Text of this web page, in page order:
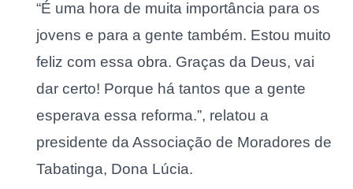
“É uma hora de muita importância para os
jovens e para a gente também. Estou muito
feliz com essa obra. Graças da Deus, vai
dar certo! Porque há tantos que a gente
esperava essa reforma.”, relatou a
presidente da Associação de Moradores de
Tabatinga, Dona Lúcia.